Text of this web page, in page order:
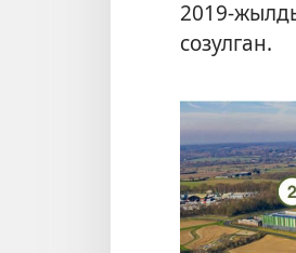
2019-
созулган.